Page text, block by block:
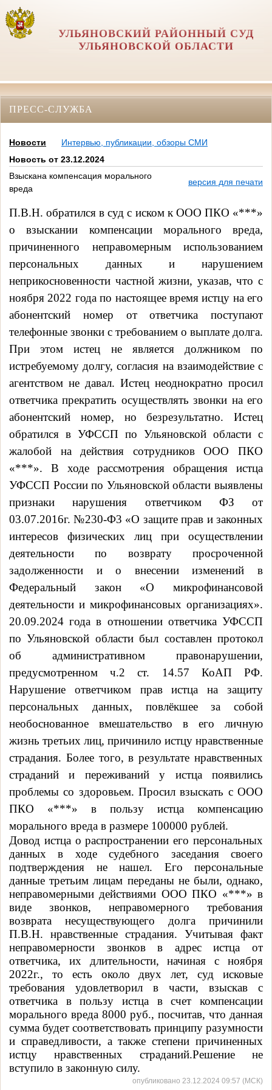
УЛЬЯНОВСКИЙ РАЙОННЫЙ СУД
УЛЬЯНОВСКОЙ ОБЛАСТИ
ПРЕСС-СЛУЖБА
Новости
Интервью, публикации, обзоры СМИ
Новость от 23.12.2024
Взыскана компенсация морального
вреда
версия для печати
П.В.Н. обратился в суд с иском к ООО ПКО «***»
о взыскании компенсации морального вреда,
причиненного неправомерным использованием
персональных данных и нарушением
неприкосновенности частной жизни, указав, что с
ноября 2022 года по настоящее время истцу на его
абонентский номер от ответчика поступают
телефонные звонки с требованием о выплате долга.
При этом истец не является должником по
истребуемому долгу, согласия на взаимодействие с
агентством не давал. Истец неоднократно просил
ответчика прекратить осуществлять звонки на его
абонентский номер, но безрезультатно. Истец
обратился в УФССП по Ульяновской области с
жалобой на действия сотрудников ООО ПКО
«***». В ходе рассмотрения обращения истца
УФССП России по Ульяновской области выявлены
признаки нарушения ответчиком ФЗ от
03.07.2016г. №230-Ф3 «О защите прав и законных
интересов физических лиц при осуществлении
деятельности по возврату просроченной
задолженности и о внесении изменений в
Федеральный закон «О микрофинансовой
деятельности и микрофинансовых организациях».
20.09.2024 года в отношении ответчика УФССП
по Ульяновской области был составлен протокол
об административном правонарушении,
предусмотренном ч.2 ст. 14.57 КоАП РФ.
Нарушение ответчиком прав истца на защиту
персональных данных, повлёкшее за собой
необоснованное вмешательство в его личную
жизнь третьих лиц, причинило истцу нравственные
страдания. Более того, в результате нравственных
страданий и переживаний у истца появились
проблемы со здоровьем. Просил взыскать с ООО
ПКО «***» в пользу истца компенсацию
морального вреда в размере 100000 рублей.
Довод истца о распространении его персональных
данных в ходе судебного заседания своего
подтверждения не нашел. Его персональные
данные третьим лицам переданы не были, однако,
неправомерными действиями ООО ПКО «***» в
виде звонков, неправомерного требования
возврата несуществующего долга причинили
П.В.Н. нравственные страдания. Учитывая факт
неправомерности звонков в адрес истца от
ответчика, их длительности, начиная с ноября
2022г., то есть около двух лет, суд исковые
требования удовлетворил в части, взыскав с
ответчика в пользу истца в счет компенсации
морального вреда 8000 руб., посчитав, что данная
сумма будет соответствовать принципу разумности
и справедливости, а также степени причиненных
истцу нравственных страданий.Решение не
вступило в законную силу.
опубликовано 23.12.2024 09:57 (МСК)